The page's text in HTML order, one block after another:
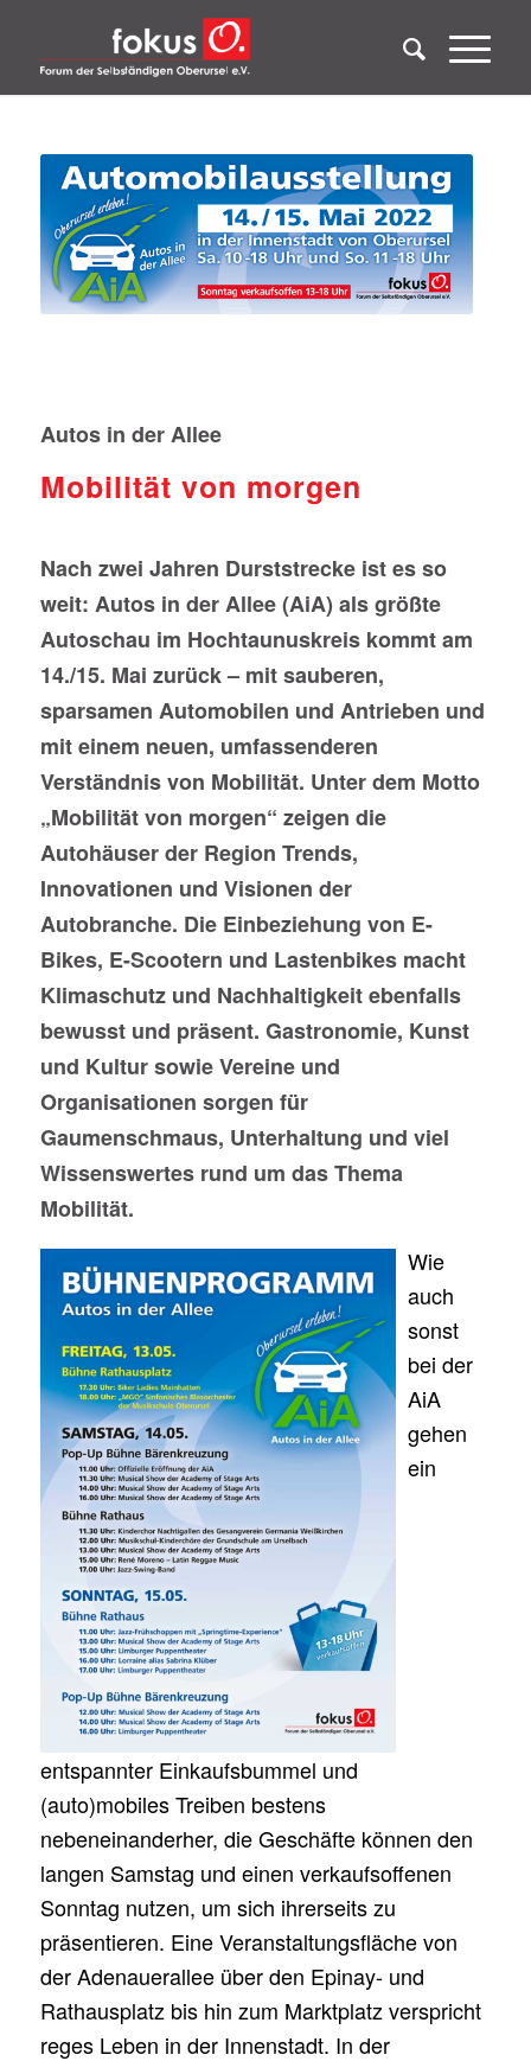
Autos in der Allee
Mobilität von morgen
Nach zwei Jahren Durststrecke ist es so
weit: Autos in der Allee (AiA) als größte
Autoschau im Hochtaunuskreis kommt am
14./15. Mai zurück – mit sauberen,
sparsamen Automobilen und Antrieben und
mit einem neuen, umfassenderen
Verständnis von Mobilität. Unter dem Motto
„Mobilität von morgen“ zeigen die
Autohäuser der Region Trends,
Innovationen und Visionen der
Autobranche. Die Einbeziehung von E-
Bikes, E-Scootern und Lastenbikes macht
Klimaschutz und Nachhaltigkeit ebenfalls
bewusst und präsent. Gastronomie, Kunst
und Kultur sowie Vereine und
Organisationen sorgen für
Gaumenschmaus, Unterhaltung und viel
Wissenswertes rund um das Thema
Mobilität.
Wie
auch
sonst
bei der
AiA
gehen
ein
entspannter Einkaufsbummel und
(auto)mobiles Treiben bestens
nebeneinanderher, die Geschäfte können den
langen Samstag und einen verkaufsoffenen
Sonntag nutzen, um sich ihrerseits zu
präsentieren. Eine Veranstaltungsfläche von
der Adenauerallee über den Epinay- und
Rathausplatz bis hin zum Marktplatz verspricht
reges Leben in der Innenstadt. In der